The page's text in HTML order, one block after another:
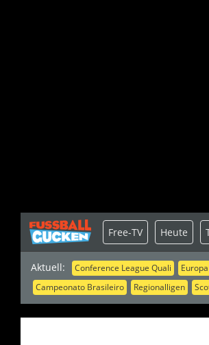
Aktuell: Conference League Quali
Campeonato Brasileiro
Regionalligen
Free-TV Heute